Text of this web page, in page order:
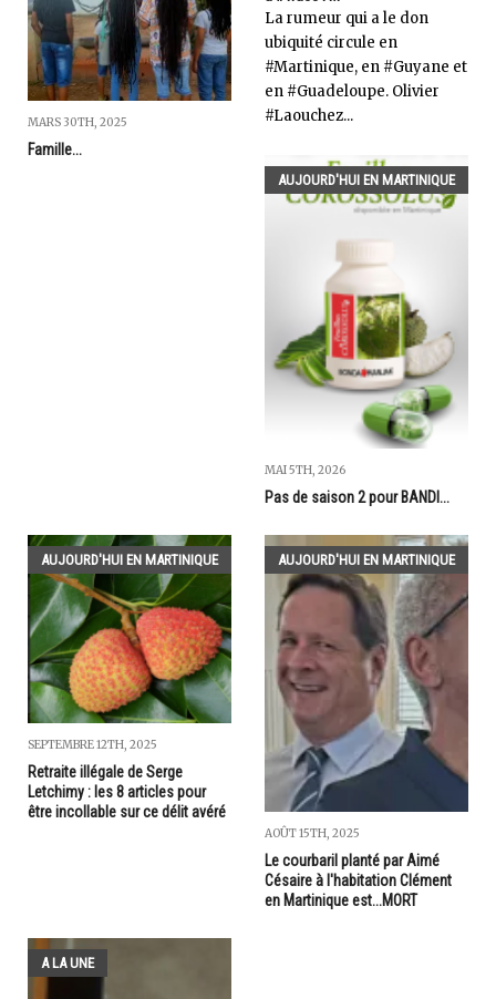
MARS 30TH, 2025
Famille...
La rumeur qui a le don
ubiquité circule en
#Martinique, en #Guyane et
en #Guadeloupe. Olivier
#Laouchez...
AUJOURD'HUI EN MARTINIQUE
MAI 5TH, 2026
Pas de saison 2 pour BANDI...
AUJOURD'HUI EN MARTINIQUE
SEPTEMBRE 12TH, 2025
Retraite illégale de Serge
Letchimy : les 8 articles pour
être incollable sur ce délit avéré
AUJOURD'HUI EN MARTINIQUE
AOÛT 15TH, 2025
Le courbaril planté par Aimé
Césaire à l'habitation Clément
en Martinique est...MORT
A LA UNE